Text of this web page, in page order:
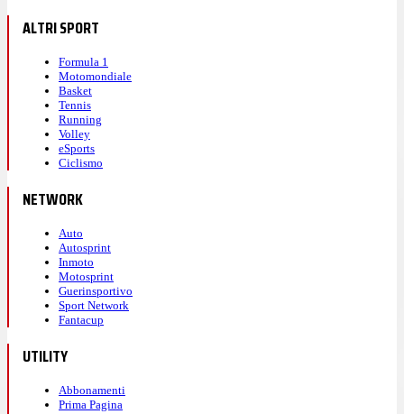
ALTRI SPORT
Formula 1
Motomondiale
Basket
Tennis
Running
Volley
eSports
Ciclismo
NETWORK
Auto
Autosprint
Inmoto
Motosprint
Guerinsportivo
Sport Network
Fantacup
UTILITY
Abbonamenti
Prima Pagina